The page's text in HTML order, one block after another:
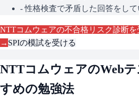
- 性格検査で矛盾した回答をして
NTTコムウェアの不合格リスク診断を
→ SPIの模試を受ける
NTTコムウェアのWeb
すめの勉強法